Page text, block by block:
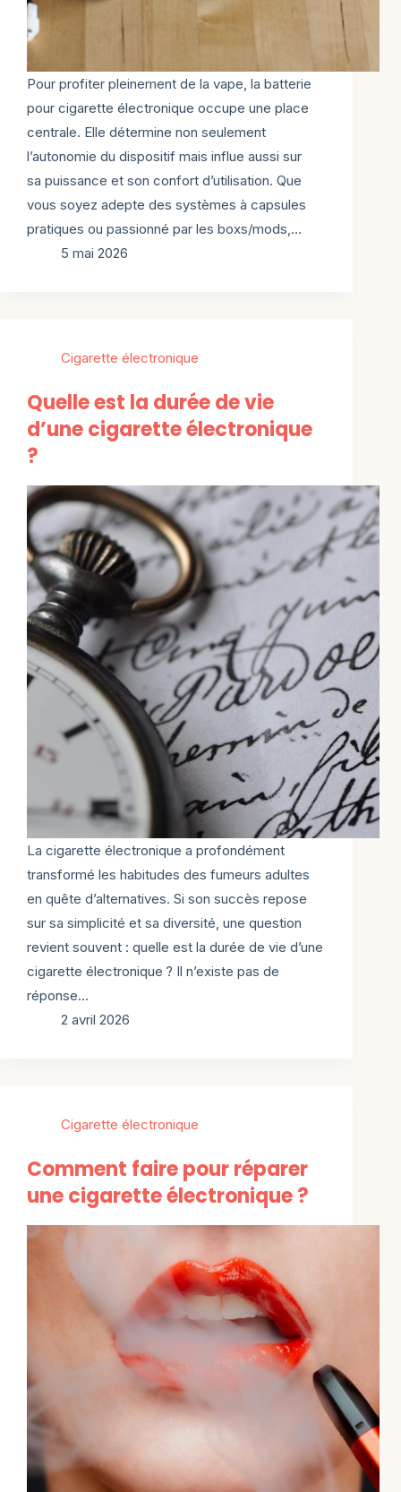
Pour profiter pleinement de la vape, la batterie
pour cigarette électronique occupe une place
centrale. Elle détermine non seulement
l’autonomie du dispositif mais influe aussi sur
sa puissance et son confort d’utilisation. Que
vous soyez adepte des systèmes à capsules
pratiques ou passionné par les boxs/mods,…
5 mai 2026
Cigarette électronique
Quelle est la durée de vie
d’une cigarette électronique
?
La cigarette électronique a profondément
transformé les habitudes des fumeurs adultes
en quête d’alternatives. Si son succès repose
sur sa simplicité et sa diversité, une question
revient souvent : quelle est la durée de vie d’une
cigarette électronique ? Il n’existe pas de
réponse…
2 avril 2026
Cigarette électronique
Comment faire pour réparer
une cigarette électronique ?